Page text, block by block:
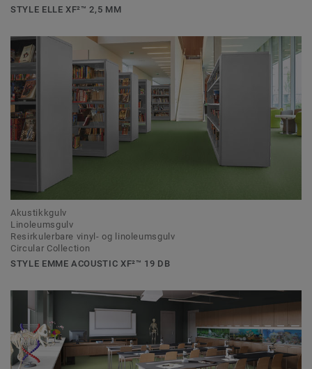
STYLE ELLE XF²™ 2,5 MM
Akustikkgulv
Linoleumsgulv
Resirkulerbare vinyl- og linoleumsgulv
Circular Collection
STYLE EMME ACOUSTIC XF²™ 19 DB